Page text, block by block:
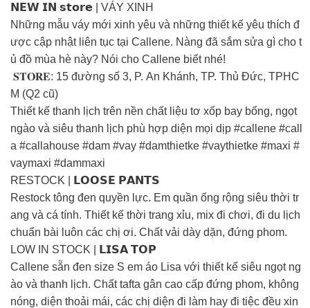
𝗡𝗘𝗪 𝗜𝗡 𝘀𝘁𝗼𝗿𝗲 | VÁY XINH
Những mẫu váy mới xinh yêu và những thiết kế yêu thích đ
ược cập nhật liên tục tại Callene. Nàng đã sắm sửa gì cho t
ủ đồ mùa hè này? Nói cho Callene biết nhé!
️ 𝐒𝐓𝐎𝐑𝐄: 15 đường số 3, P. An Khánh, TP. Thủ Đức, TPHC
M (Q2 cũ)
Thiết kế thanh lịch trên nền chất liệu tơ xốp bay bổng, ngọt
ngào và siêu thanh lịch phù hợp diện mọi dịp #callene #call
a #callahouse #dam #vay #damthietke #vaythietke #maxi #
vaymaxi #dammaxi
RESTOCK | 𝗟𝗢𝗢𝗦𝗘 𝗣𝗔𝗡𝗧𝗦
Restock tông đen quyền lực. Em quần ống rộng siêu thời tr
ang và cá tính. Thiết kế thời trang xỉu, mix đi chơi, đi du lịch
chuẩn bài luôn các chị ơi. Chất vải dày dặn, đứng phom.
LOW IN STOCK | 𝗟𝗜𝗦𝗔 𝗧𝗢𝗣
Callene sẵn đen size S em áo Lisa với thiết kế siêu ngọt ng
ào và thanh lịch. Chất tafta gân cao cấp đứng phom, không
nóng, diện thoải mái, các chị diện đi làm hay đi tiệc đều xin